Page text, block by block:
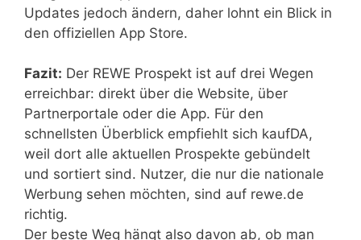
Updates jedoch ändern, daher lohnt ein Blick in
den offiziellen App Store.
Fazit: Der REWE Prospekt ist auf drei Wegen
erreichbar: direkt über die Website, über
Partnerportale oder die App. Für den
schnellsten Überblick empfiehlt sich kaufDA,
weil dort alle aktuellen Prospekte gebündelt
und sortiert sind. Nutzer, die nur die nationale
Werbung sehen möchten, sind auf rewe.de
richtig.
Der beste Weg hängt also davon ab, ob man